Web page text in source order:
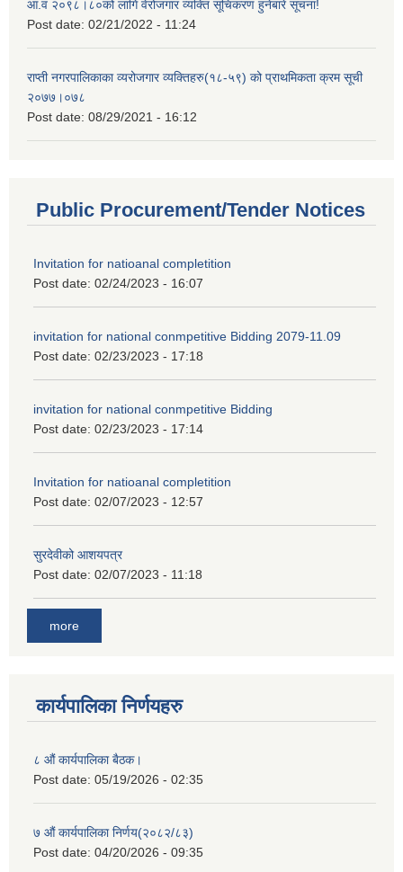
आ.व २०९८।८०को लागि वेरोजगार व्यक्ति सूचिकरण हुनेबारे सूचना!
Post date: 02/21/2022 - 11:24
राप्ती नगरपालिकाका व्यरोजगार व्यक्तिहरु(१८-५९) को प्राथमिकता क्रम सूची
२०७७।०७८
Post date: 08/29/2021 - 16:12
Public Procurement/Tender Notices
Invitation for natioanal completition
Post date: 02/24/2023 - 16:07
invitation for national conmpetitive Bidding 2079-11.09
Post date: 02/23/2023 - 17:18
invitation for national conmpetitive Bidding
Post date: 02/23/2023 - 17:14
Invitation for natioanal completition
Post date: 02/07/2023 - 12:57
सुरदेवीको आशयपत्र
Post date: 02/07/2023 - 11:18
more
कार्यपालिका निर्णयहरु
८ औं कार्यपालिका बैठक।
Post date: 05/19/2026 - 02:35
७ औं कार्यपालिका निर्णय(२०८२/८३)
Post date: 04/20/2026 - 09:35